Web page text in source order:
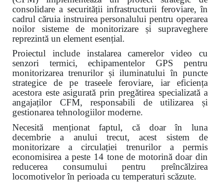
consolidare a securității infrastructurii feroviare, în
cadrul căruia instruirea personalului pentru operarea
noilor sisteme de monitorizare și supraveghere
reprezintă un element esențial.
Proiectul include instalarea camerelor video cu
senzori termici, echipamentelor GPS pentru
monitorizarea trenurilor și iluminatului în puncte
strategice de pe traseele feroviare, iar eficiența
acestora este asigurată prin pregătirea specializată a
angajaților CFM, responsabili de utilizarea și
gestionarea tehnologiilor moderne.
Necesită menționat faptul, că doar în luna
decembrie a anului trecut, acest sistem de
monitorizare a circulației trenurilor a permis
economisirea a peste 14 tone de motorină doar din
reducerea consumului pentru preîncălzirea
locomotivelor în perioada cu temperaturi scăzute.